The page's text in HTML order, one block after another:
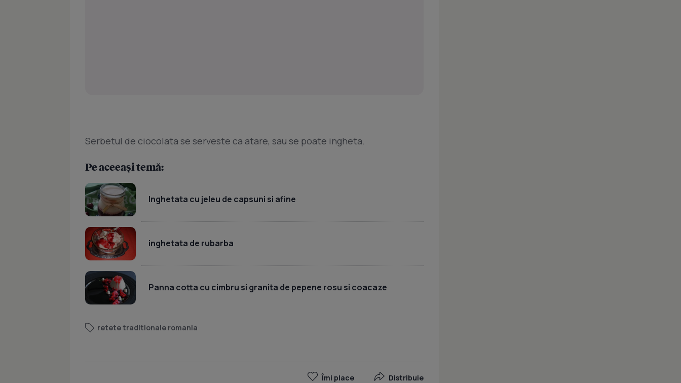
Serbetul de ciocolata se serveste ca atare, sau se poate ingheta.
Pe aceeași temă:
Inghetata cu jeleu de capsuni si afine
inghetata de rubarba
Panna cotta cu cimbru si granita de pepene rosu si coacaze
retete traditionale romania
Îmi place Distribuie